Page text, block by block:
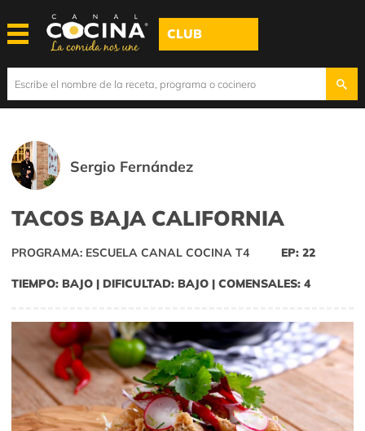
CLUB
Sergio Fernández
TACOS BAJA CALIFORNIA
PROGRAMA: ESCUELA CANAL COCINA T4 EP: 22
TIEMPO: BAJO | DIFICULTAD: BAJO | COMENSALES: 4